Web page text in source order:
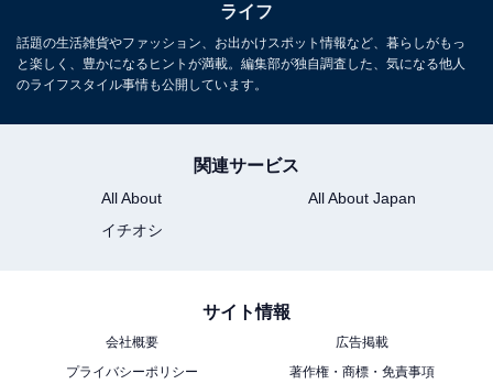
ライフ
話題の生活雑貨やファッション、お出かけスポット情報など、暮らしがもっ
と楽しく、豊かになるヒントが満載。編集部が独自調査した、気になる他人
のライフスタイル事情も公開しています。
関連サービス
All About
All About Japan
イチオシ
サイト情報
会社概要
広告掲載
プライバシーポリシー
著作権・商標・免責事項